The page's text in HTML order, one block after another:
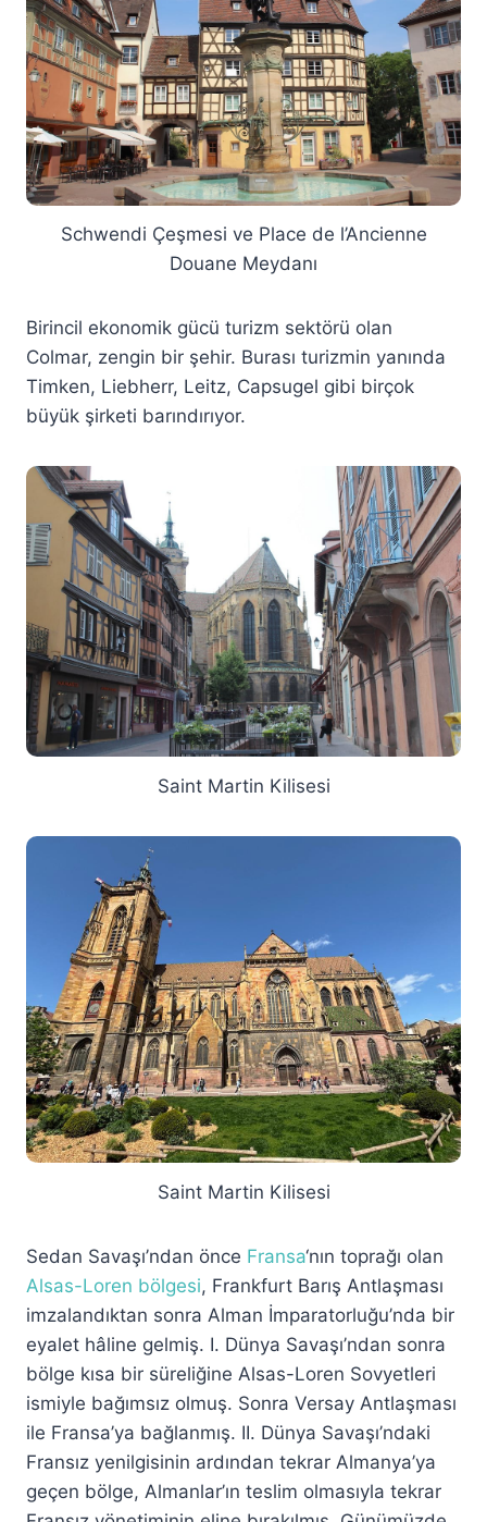
Schwendi Çeşmesi ve Place de l’Ancienne
Douane Meydanı
Birincil ekonomik gücü turizm sektörü olan
Colmar, zengin bir şehir. Burası turizmin yanında
Timken, Liebherr, Leitz, Capsugel gibi birçok
büyük şirketi barındırıyor.
Saint Martin Kilisesi
Saint Martin Kilisesi
Sedan Savaşı’ndan önce Fransa‘nın toprağı olan
Alsas-Loren bölgesi, Frankfurt Barış Antlaşması
imzalandıktan sonra Alman İmparatorluğu’nda bir
eyalet hâline gelmiş. I. Dünya Savaşı’ndan sonra
bölge kısa bir süreliğine Alsas-Loren Sovyetleri
ismiyle bağımsız olmuş. Sonra Versay Antlaşması
ile Fransa’ya bağlanmış. II. Dünya Savaşı’ndaki
Fransız yenilgisinin ardından tekrar Almanya’ya
geçen bölge, Almanlar’ın teslim olmasıyla tekrar